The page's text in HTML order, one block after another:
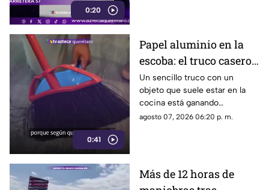
0:20
0:41
Papel aluminio en la
escoba: el truco casero
que se volvió viral
Un sencillo truco con un
objeto que suele estar en la
cocina está ganando
popularidad entre quienes
agosto 07, 2026 06:20 p. m.
Más de 12 horas de